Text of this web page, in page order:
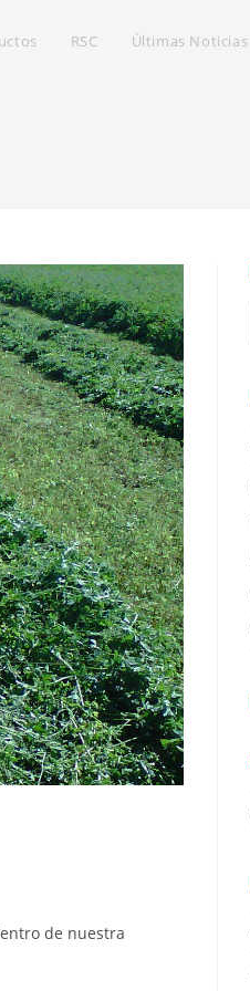
RSC Últimas Noticias
de nuestra